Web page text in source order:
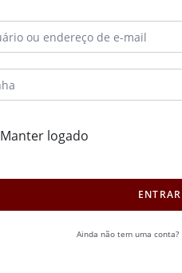
Manter logado
ENTRAR
Ainda não tem uma conta?